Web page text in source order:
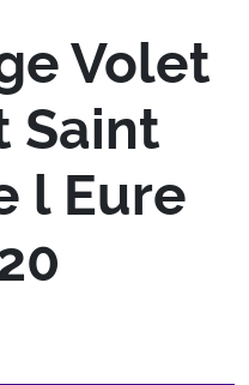
Volet
Saint
l Eure